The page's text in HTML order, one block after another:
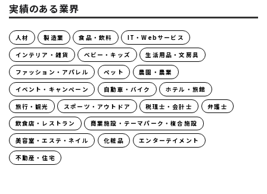
実績のある業界
人材 製造業 食品・飲料 IT・Webサービス
インテリア・雑貨 ベビー・キッズ 生活用品・文房具
ファッション・アパレル ペット 農園・農業
イベント・キャンペーン 自動車・バイク ホテル・旅館
旅行・観光 スポーツ・アウトドア 税理士・会計士 弁護士
飲食店・レストラン 商業施設・テーマパーク・複合施設
美容室・エステ・ネイル 化粧品 エンターテイメント
不動産・住宅